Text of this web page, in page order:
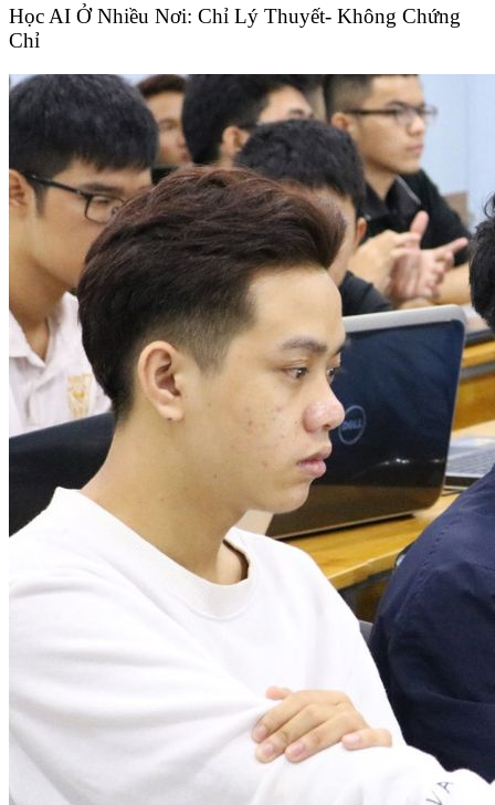
Học AI Ở Nhiều Nơi: Chỉ Lý Thuyết- Không Chứng
Chỉ